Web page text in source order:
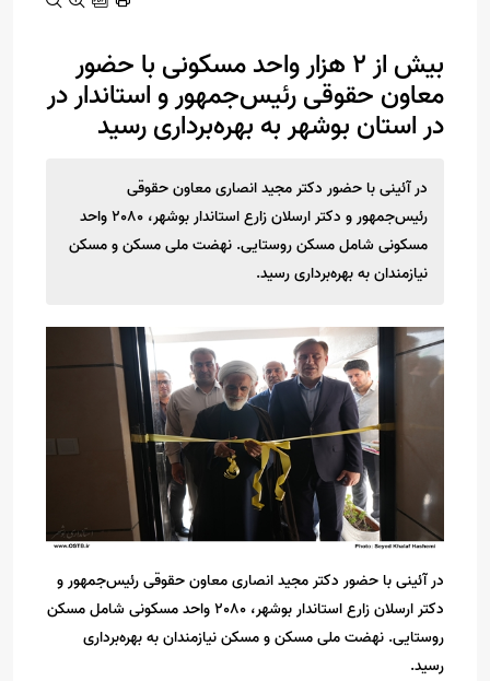
بیش از 2 هزار واحد مسکونی با حضور
معاون حقوقی رئیس‌جمهور و استاندار در
در استان بوشهر به بهره‌برداری رسید
در آئینی با حضور دکتر مجید انصاری معاون حقوقی
رئیس‌جمهور و دکتر ارسلان زارع استاندار بوشهر، 2080 واحد
مسکونی شامل مسکن روستایی. نهضت ملی مسکن و مسکن
نیازمندان به بهره‌برداری رسید.
در آئینی با حضور دکتر مجید انصاری معاون حقوقی رئیس‌جمهور و
دکتر ارسلان زارع استاندار بوشهر، 2080 واحد مسکونی شامل مسکن
روستایی. نهضت ملی مسکن و مسکن نیازمندان به بهره‌برداری
رسید.